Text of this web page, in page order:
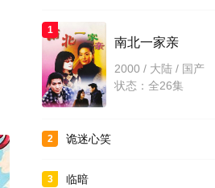
1
南北一家亲
2000 / 大陆 / 国产
状态：全26集
2 诡迷心笑
3 临暗